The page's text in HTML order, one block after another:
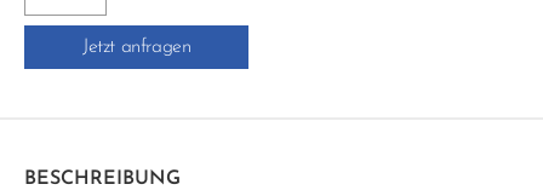
E
Jetzt anfragen
BESCHREIBUNG